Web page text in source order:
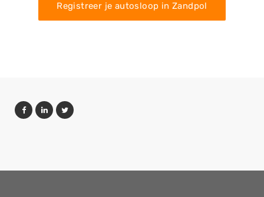
Registreer je autosloop in Zandpol